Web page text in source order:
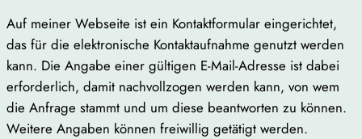
Auf meiner Webseite ist ein Kontaktformular eingerichtet,
das für die elektronische Kontaktaufnahme genutzt werden
kann. Die Angabe einer gültigen E-Mail-Adresse ist dabei
erforderlich, damit nachvollzogen werden kann, von wem
die Anfrage stammt und um diese beantworten zu können.
Weitere Angaben können freiwillig getätigt werden.